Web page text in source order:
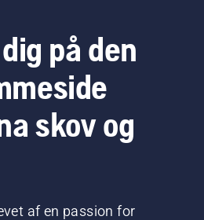
på den
skov og
af en passion for